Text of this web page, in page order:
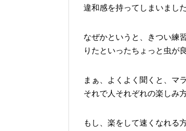
違和感を持ってしまいました
なぜかというと、きつい練
りたといったちょっと虫が
まぁ、よくよく聞くと、マ
それで人それぞれの楽しみ
もし、楽をして速くなれる